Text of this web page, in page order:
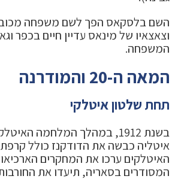
השם בלסקאס הפך לשם משפחה
וצאצאיו של מינאס עדיין חיים בכפר
המשפחה.
המאה ה-20 והמודרנה
תחת שלטון איטלקי
בשנת 1912, במהלך המלחמה
איטליה כבשה את הדודקנז כולל
האיטלקים ערכו את המחקרים
המסודרים בסאריה, תיעדו את